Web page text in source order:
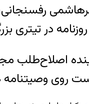
اکبرهاشمی
در تیتری
روی